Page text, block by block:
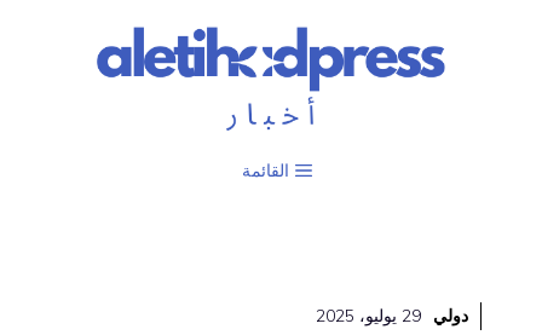
القائمة
دولي 29 يوليو، 2025